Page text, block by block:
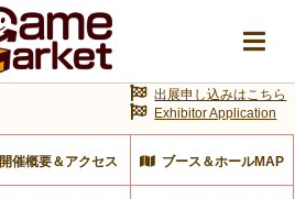
開催概要＆アクセス ブース＆ホールMAP
出展申し込みはこちら
Exhibitor Application